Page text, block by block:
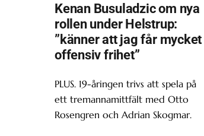
Kenan Busuladzic om nya
rollen under Helstrup:
”känner att jag får mycket
offensiv frihet”
PLUS. 19-åringen trivs att spela på
ett tremannamittfält med Otto
Rosengren och Adrian Skogmar.